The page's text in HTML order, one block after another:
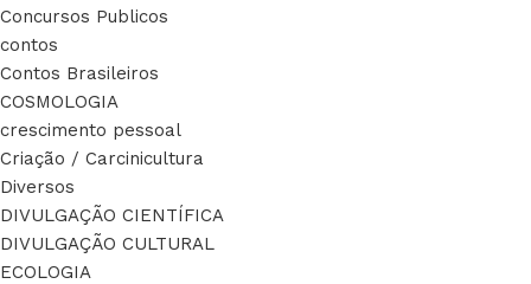
Concursos Publicos
contos
Contos Brasileiros
COSMOLOGIA
crescimento pessoal
Criação / Carcinicultura
Diversos
DIVULGAÇÃO CIENTÍFICA
DIVULGAÇÃO CULTURAL
ECOLOGIA